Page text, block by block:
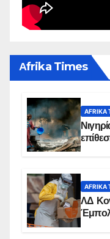
Αfrika Times
AFRIKA
AFRIKA
ΛΔ